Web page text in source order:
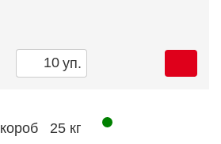
уп.
короб 25 кг